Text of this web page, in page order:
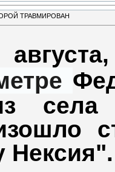
ТРАВМИРОВАН
села